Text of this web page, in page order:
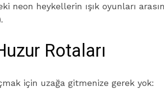
neon heykellerin ışık oyunları
Rotaları
için uzağa gitmenize gerek yok: